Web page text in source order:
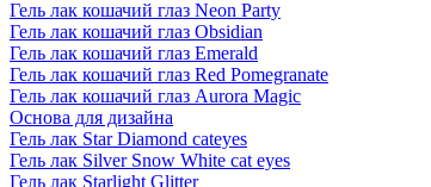
Гель лак кошачий глаз Neon Party
Гель лак кошачий глаз Obsidian
Гель лак кошачий глаз Emerald
Гель лак кошачий глаз Red Pomegranate
Гель лак кошачий глаз Aurora Magic
Основа для дизайна
Гель лак Star Diamond cateyes
Гель лак Silver Snow White cat eyes
Гель лак Starlight Glitter